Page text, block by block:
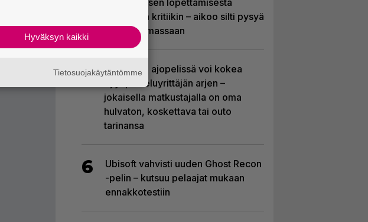
valmistuksen lopettamisesta
nousseen kritiikin – aikoo silti pysyä
suunnitelmassaan
5
Tulevassa ajopelissä voi kokea
kyytipalveluyrittäjän arjen –
jokaisella matkustajalla on oma
hulvaton, koskettava tai outo
tarinansa
6
Ubisoft vahvisti uuden Ghost Recon
-pelin – kutsuu pelaajat mukaan
ennakkotestiin
Hyväksyn kaikki
Tietosuojakäytäntömme